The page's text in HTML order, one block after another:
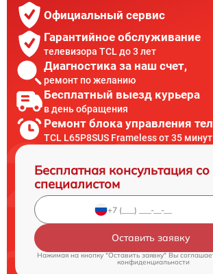
Официальный сервис
Гарантийное обслуживание
телевизора TCL до 3 лет
Диагностика за наш счет,
ремонт по желанию
Бесплатный выезд курьера
в день обращения
Ремонт блока управления
TCL L65P8SUS Frameless от 35 минут
Бесплатная консультация со
специалистом
Оставить заявку
Нажимая на кнопку "Оставить заявку" Вы
конфиденциальности